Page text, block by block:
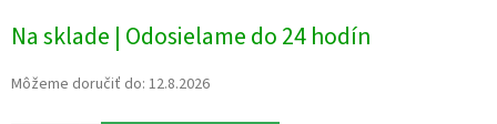
cena:
Na sklade | Odosielame do 24 hodín
Môžeme doručiť do: 12.8.2026